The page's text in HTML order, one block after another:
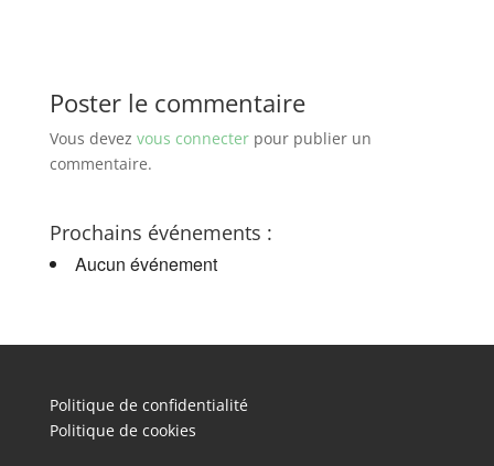
Poster le commentaire
Vous devez vous connecterpour publier un
commentaire.
Prochains événements :
Aucun événement
Politique de confidentialité
Politique de cookies